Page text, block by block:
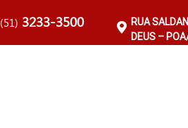
(51) 3233-3500
RUA
DEUS –